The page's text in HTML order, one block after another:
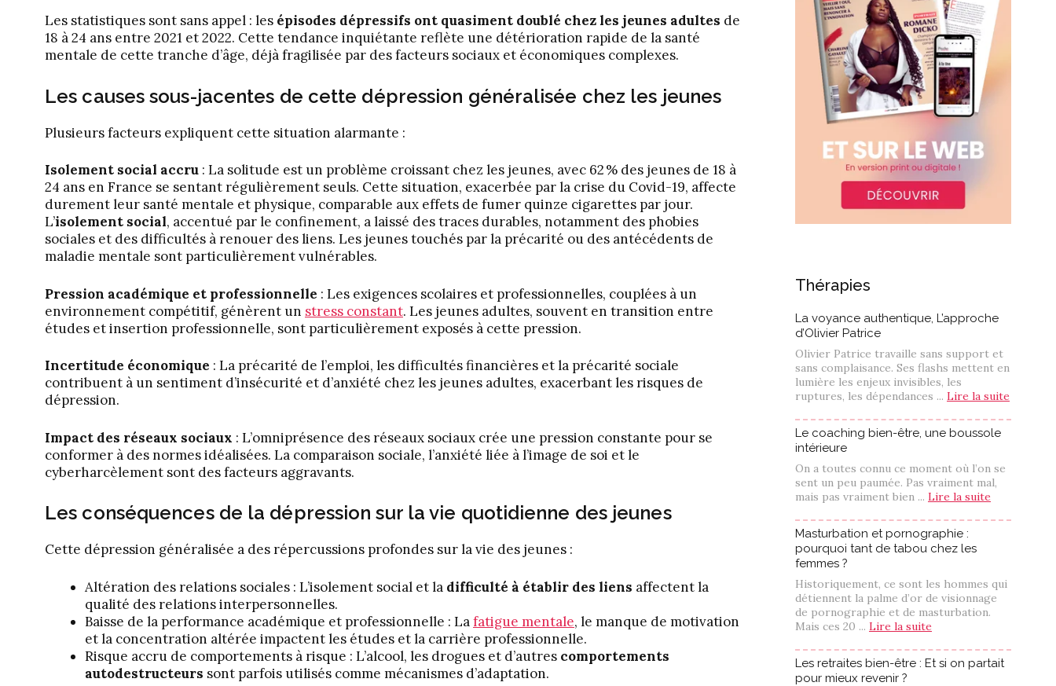
Les statistiques sont sans appel : les épisodes dépressifs ont quasiment doublé chez les jeunes adultes de
18 à 24 ans entre 2021 et 2022. Cette tendance inquiétante reflète une détérioration rapide de la santé
mentale de cette tranche d’âge, déjà fragilisée par des facteurs sociaux et économiques complexes.
Les causes sous-jacentes de cette dépression généralisée chez les jeunes
Plusieurs facteurs expliquent cette situation alarmante :
Isolement social accru : La solitude est un problème croissant chez les jeunes, avec 62 % des jeunes de 18 à
24 ans en France se sentant régulièrement seuls. Cette situation, exacerbée par la crise du Covid-19, affecte
durement leur santé mentale et physique, comparable aux effets de fumer quinze cigarettes par jour.
L’isolement social, accentué par le confinement, a laissé des traces durables, notamment des phobies
sociales et des difficultés à renouer des liens. Les jeunes touchés par la précarité ou des antécédents de
maladie mentale sont particulièrement vulnérables.
Pression académique et professionnelle : Les exigences scolaires et professionnelles, couplées à un
environnement compétitif, génèrent un stress constant. Les jeunes adultes, souvent en transition entre
études et insertion professionnelle, sont particulièrement exposés à cette pression.
Incertitude économique : La précarité de l’emploi, les difficultés financières et la précarité sociale
contribuent à un sentiment d’insécurité et d’anxiété chez les jeunes adultes, exacerbant les risques de
dépression.
Impact des réseaux sociaux : L’omniprésence des réseaux sociaux crée une pression constante pour se
conformer à des normes idéalisées. La comparaison sociale, l’anxiété liée à l’image de soi et le
cyberharcèlement sont des facteurs aggravants.
Les conséquences de la dépression sur la vie quotidienne des jeunes
Cette dépression généralisée a des répercussions profondes sur la vie des jeunes :
Altération des relations sociales : L’isolement social et la difficulté à établir des liens affectent la
qualité des relations interpersonnelles.
Baisse de la performance académique et professionnelle : Lafatigue mentale, le manque de motivation
et la concentration altérée impactent les études et la carrière professionnelle.
Risque accru de comportements à risque : L’alcool, les drogues et d’autres comportements
autodestructeurs sont parfois utilisés comme mécanismes d’adaptation.
Thérapies
La voyance authentique, L’approche
d’Olivier Patrice
Olivier Patrice travaille sans support et
sans complaisance. Ses flashs mettent en
lumière les enjeux invisibles, les
ruptures, les dépendances ... Lire la suite
Le coaching bien-être, une boussole
intérieure
On a toutes connu ce moment où l’on se
sent un peu paumée. Pas vraiment mal,
mais pas vraiment bien ... Lire la suite
Masturbation et pornographie :
pourquoi tant de tabou chez les
femmes ?
Historiquement, ce sont les hommes qui
détiennent la palme d’or de visionnage
de pornographie et de masturbation.
Mais ces 20 ... Lire la suite
Les retraites bien-être : Et si on partait
pour mieux revenir ?